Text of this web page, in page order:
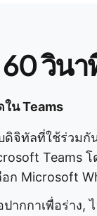
60 วินา
ใน Teams
ดิจิทัลที่ใช้ร่วมกั
Teams
ก Microsoft
ปากกาเพื่อร่าง,